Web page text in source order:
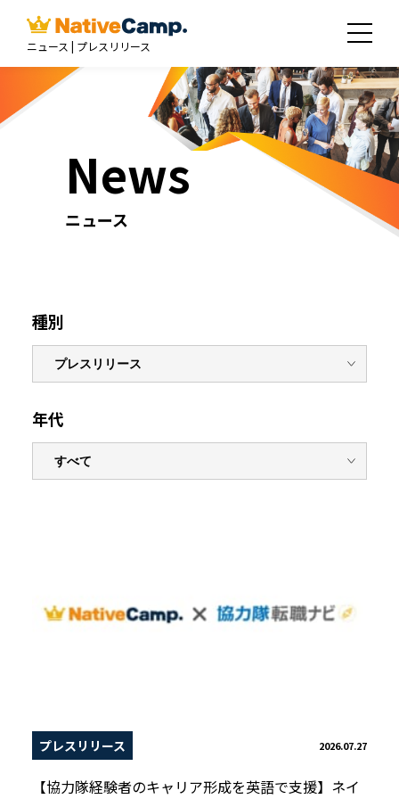
ニュース | プレスリリース
News
ニュース
種別
年代
プレスリリース 2026.07.27
【協力隊経験者のキャリア形成を英語で支援】ネイ